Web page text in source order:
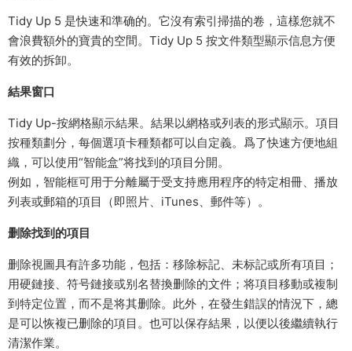
Tidy Up 5 是快速和準确的。它沒有索引掃描的卷，這樣您就不
會浪費額外的寶貴的空間。Tidy Up 5 按文件類型顯示信息方便
有效的拆卸。
結果窗口
Tidy Up-按網格顯示結果。結果以網格或列表的形式顯示。項目
按種類劃分，每個選項卡種類都可以自定義。爲了快速方便地組
織，可以使用“智能盒”将找到的項目分開。
例如，智能框可用于分離屬于受支持應用程序的特定相冊、播放
列表或郵箱的項目（即照片、iTunes、郵件等）。
删除找到的項目
删除視圖具有許多功能，包括：移除标記、未标記或所有項目；
用硬鏈接、符号鏈接或别名替換删除的文件；将項目移動或複制
到特定位置，而不是将其删除。此外，在發生錯誤的情況下，總
是可以恢複已删除的項目。也可以保存結果，以便以後繼續執行
清潔作業。